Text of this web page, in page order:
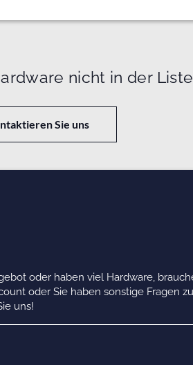
nicht in der
Sie uns
oder haben viel Hardware,
oder Sie haben sonstige Fragen zu
uns!